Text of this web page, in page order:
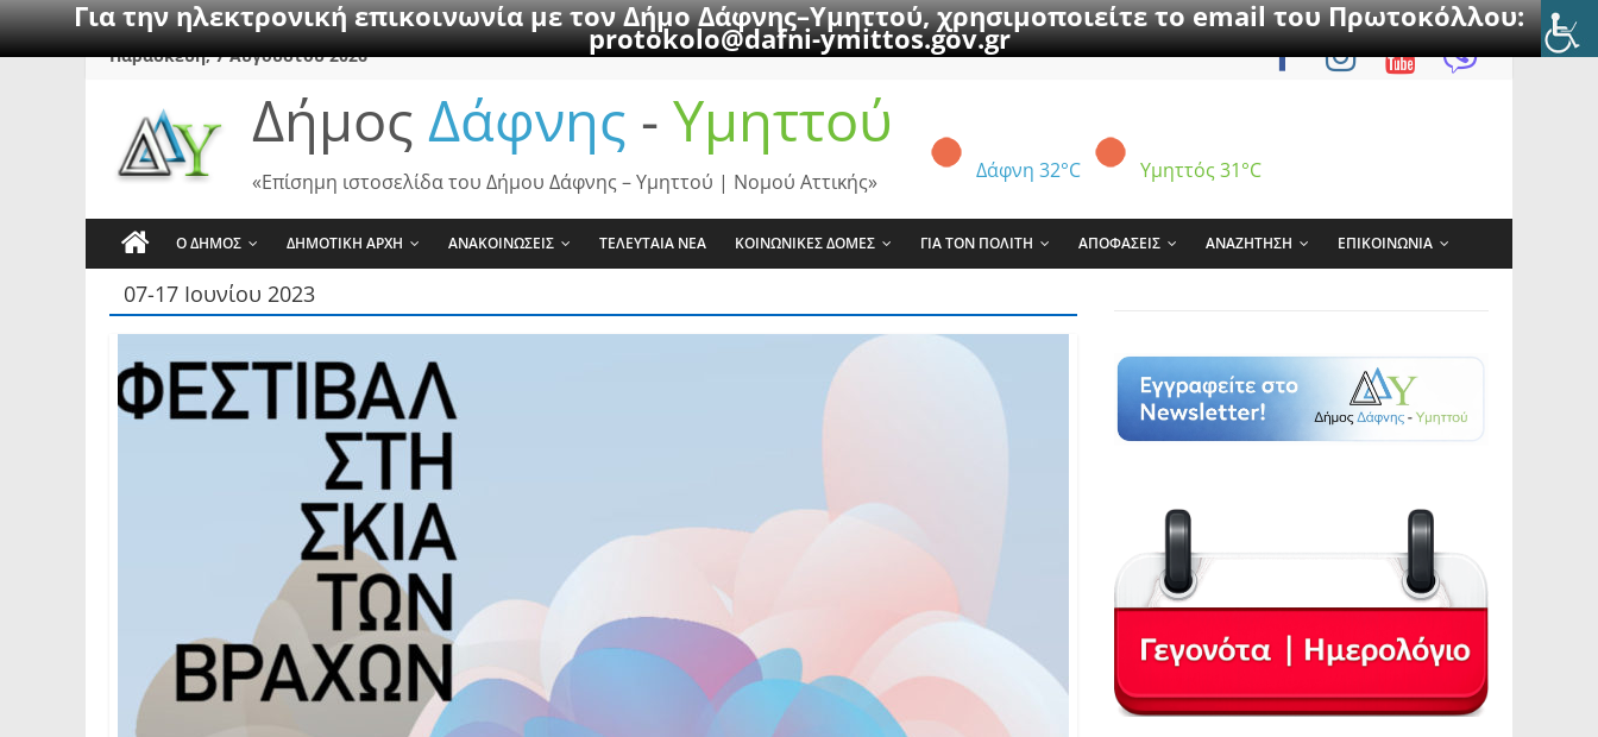
Για την ηλεκτρονική επικοινωνία με τον Δήμο Δάφνης–Υμηττού, χρησιμοποιείτε το email του Πρωτοκόλλου:
protokolo@dafni-ymittos.gov.gr
SkipΠαρασκευή, 7 Αυγούστου 2026
Δήμος Δάφνης - Υμηττού
Δάφνη 32°C Υμηττός 31°C
«Επίσημη ιστοσελίδα του Δήμου Δάφνης – Υμηττού | Νομού Αττικής»
Ο ΔΗΜΟΣ ΔΗΜΟΤΙΚΗ ΑΡΧΗ ΑΝΑΚΟΙΝΩΣΕΙΣ ΤΕΛΕΥΤΑΙΑ ΝΕΑ ΚΟΙΝΩΝΙΚΕΣ ΔΟΜΕΣ ΓΙΑ ΤΟΝ ΠΟΛΙΤΗ ΑΠΟΦΑΣΕΙΣ ΑΝΑΖΗΤΗΣΗ ΕΠΙΚΟΙΝΩΝΙΑ
07-17 Ιουνίου 2023